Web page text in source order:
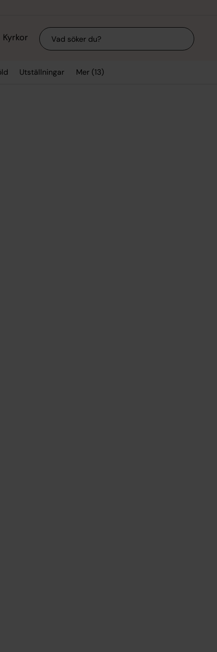
Kyrkor Sök
Utställningar Mer (13)